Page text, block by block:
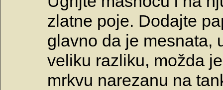
zlatne poje. Dodajte
glavno da je mesnata,
veliku razliku, možda
mrkvu narezanu na